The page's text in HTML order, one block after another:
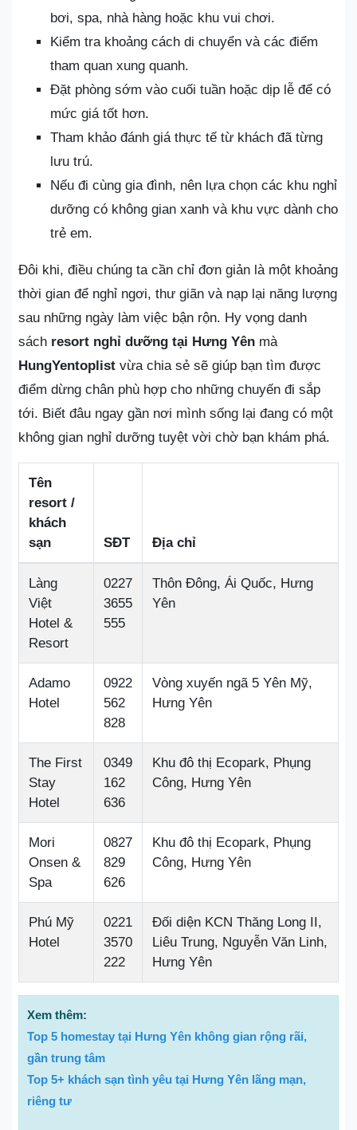
bơi, spa, nhà hàng hoặc khu vui chơi.
Kiểm tra khoảng cách di chuyển và các điểm
tham quan xung quanh.
Đặt phòng sớm vào cuối tuần hoặc dịp lễ để có
mức giá tốt hơn.
Tham khảo đánh giá thực tế từ khách đã từng
lưu trú.
Nếu đi cùng gia đình, nên lựa chọn các khu nghỉ
dưỡng có không gian xanh và khu vực dành cho
trẻ em.
Đôi khi, điều chúng ta cần chỉ đơn giản là một khoảng
thời gian để nghỉ ngơi, thư giãn và nạp lại năng lượng
sau những ngày làm việc bận rộn. Hy vọng danh
sách resort nghỉ dưỡng tại Hưng Yên mà
HungYentoplist vừa chia sẻ sẽ giúp bạn tìm được
điểm dừng chân phù hợp cho những chuyến đi sắp
tới. Biết đâu ngay gần nơi mình sống lại đang có một
không gian nghỉ dưỡng tuyệt vời chờ bạn khám phá.
Tên
resort /
khách
sạn
SĐT Địa chỉ
Làng
Việt
Hotel &
Resort
0227
3655
555
Thôn Đông, Ái Quốc, Hưng
Yên
Adamo
Hotel
0922
562
828
Vòng xuyến ngã 5 Yên Mỹ,
Hưng Yên
The First
Stay
Hotel
0349
162
636
Khu đô thị Ecopark, Phụng
Công, Hưng Yên
Mori
Onsen &
Spa
0827
829
626
Khu đô thị Ecopark, Phụng
Công, Hưng Yên
Phú Mỹ
Hotel
0221
3570
222
Đối diện KCN Thăng Long II,
Liêu Trung, Nguyễn Văn Linh,
Hưng Yên
Xem thêm:
Top 5 homestay tại Hưng Yên không gian rộng rãi,
gần trung tâm
Top 5+ khách sạn tình yêu tại Hưng Yên lãng mạn,
riêng tư